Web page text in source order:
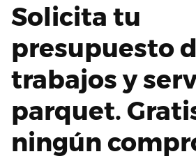
Solicita tu
presupuesto
trabajos y
parquet.
ningún